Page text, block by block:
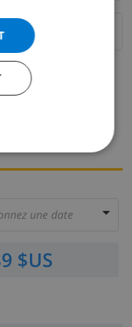
)
personnelles ne
une date
$US